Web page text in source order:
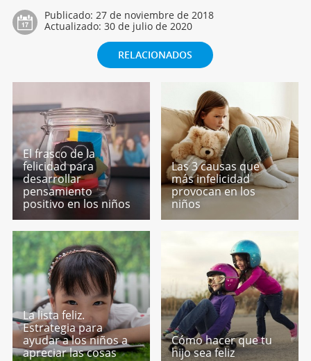
Publicado: 27 de noviembre de 2018
Actualizado: 30 de julio de 2020
RELACIONADOS
El frasco de la
felicidad para
desarrollar
pensamiento
positivo en los niños
Las 3 causas que
más infelicidad
provocan en los
niños
La lista feliz.
Estrategia para
ayudar a los niños a
apreciar las cosas
Cómo hacer que tu
hijo sea feliz